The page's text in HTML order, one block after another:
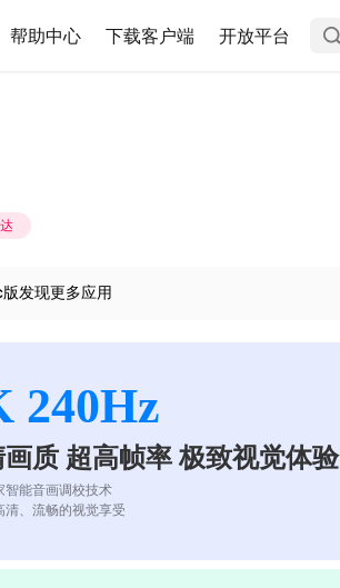
帮助中心 下载客户端 开放平台
发现更多应用
240Hz
质 超高帧率 极致视觉体验
智能音画调校技术
清、流畅的视觉享受